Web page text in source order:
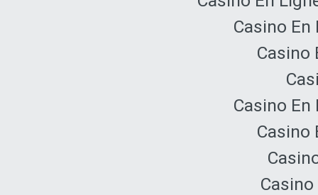
Casino En
Casino
Casino En
Casino